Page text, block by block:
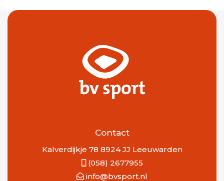
Contact
Kalverdijkje 78 8924 JJ Leeuwarden
(058) 2677955
info@bvsport.nl